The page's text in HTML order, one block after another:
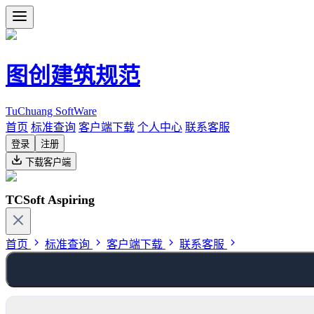
图创建筑规范
TuChuang SoftWare
首页 标准查询 客户端下载 个人中心 联系客服
登录
注册
下载客户端
TCSoft Aspiring
首页 标准查询 客户端下载 联系客服